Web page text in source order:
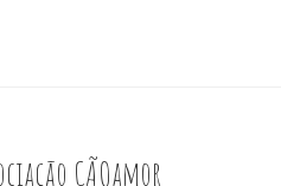
CÃOamor